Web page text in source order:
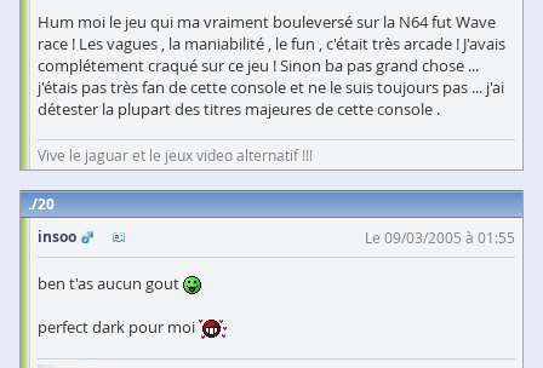
Hum moi le jeu qui ma vraiment bouleversé sur la N64 fut Wave
race ! Les vagues , la maniabilité , le fun , c'était très arcade ! J'avais
complétement craqué sur ce jeu ! Sinon ba pas grand chose ...
j'étais pas très fan de cette console et ne le suis toujours pas ... j'ai
détester la plupart des titres majeures de cette console .
Vive le jaguar et le jeux video alternatif !!!
20
insoo
Le 09/03/2005 à 01:55
ben t'as aucun gout
perfect dark pour moi